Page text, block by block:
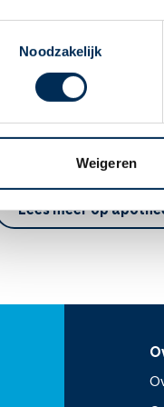
Noodzakelijk
Weigeren
houden van deze
Gebruikt u amisulpride
apotheker.
Bent u zwanger? Of
Geeft u borstvoeding?
Lees meer op